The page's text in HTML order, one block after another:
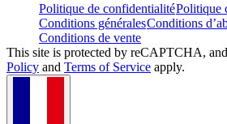
Politique de confidentialitéPolitique
Conditions généralesConditions
Conditions de vente
This site is protected by reCAPTCHA,
Policy and Terms of Service apply.